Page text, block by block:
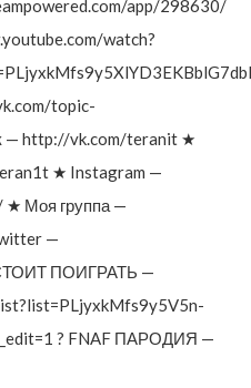
app/298630/
watch?
topic-
— http://vk.com/teranit ★
★ Instagram —
Моя группа —
—
ПОИГРАТЬ —
? FNAF ПАРОДИЯ —